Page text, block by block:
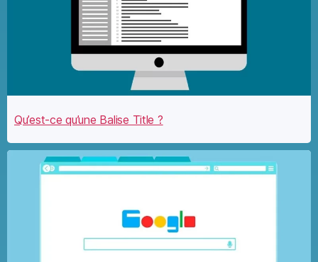
Qu’est-ce qu’une Balise Title ?